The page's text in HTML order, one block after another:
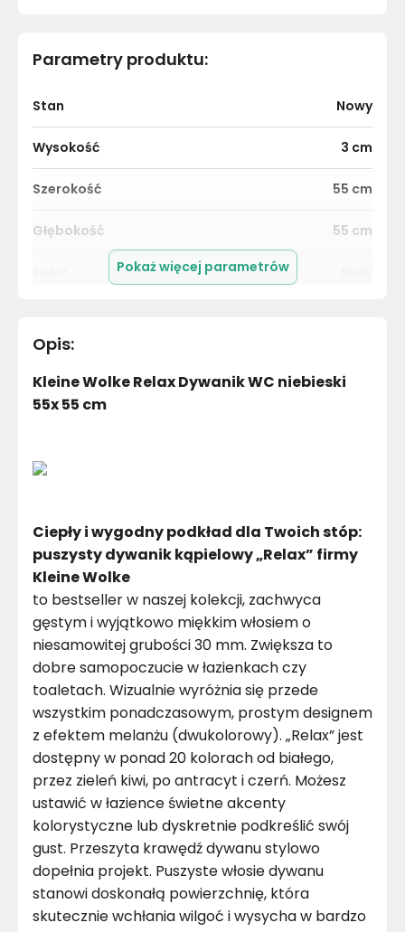
Parametry produktu:
Stan Nowy
Wysokość 3 cm
Szerokość 55 cm
Głębokość 55 cm
Materiał
Kolor
Montaż
Pokaż więcej parametrów
Opis:
Kleine Wolke Relax Dywanik WC niebieski
55x 55 cm
Ciepły i wygodny podkład dla Twoich stóp:
puszysty dywanik kąpielowy „Relax” firmy
Kleine Wolke
to bestseller w naszej kolekcji, zachwyca
gęstym i wyjątkowo miękkim włosiem o
niesamowitej grubości 30 mm. Zwiększa to
dobre samopoczucie w łazienkach czy
toaletach. Wizualnie wyróżnia się przede
wszystkim ponadczasowym, prostym designem
z efektem melanżu (dwukolorowy). „Relax” jest
dostępny w ponad 20 kolorach od białego,
przez zieleń kiwi, po antracyt i czerń. Możesz
ustawić w łazience świetne akcenty
kolorystyczne lub dyskretnie podkreślić swój
gust. Przeszyta krawędź dywanu stylowo
dopełnia projekt. Puszyste włosie dywanu
stanowi doskonałą powierzchnię, która
skutecznie wchłania wilgoć i wysycha w bardzo